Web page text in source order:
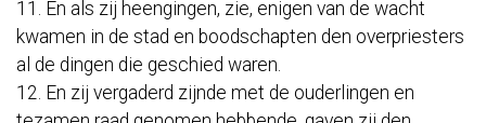
11. En als zij heengingen, zie, enigen van de wacht
kwamen in de stad en boodschapten den overpriesters
al de dingen die geschied waren.
12. En zij vergaderd zijnde met de ouderlingen en